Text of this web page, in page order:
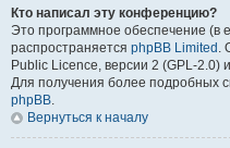
Кто написал эту конференцию?
Это программное обеспечение (в
распространяется phpBB Limited .
Public Licence, версии 2 (GPL-2.0)
Для получения более подробных
phpBB.
Вернуться к началу